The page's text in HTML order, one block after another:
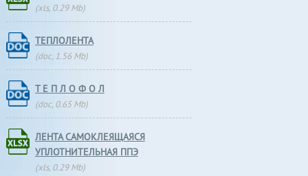
(xls, 0.29 Mb)
ТЕПЛОЛЕНТА
(doc, 1.56 Mb)
Т Е П Л О Ф О Л
(doc, 0.65 Mb)
ЛЕНТА САМОКЛЕЯЩАЯСЯ
УПЛОТНИТЕЛЬНАЯ ППЭ
(xls, 0.29 Mb)